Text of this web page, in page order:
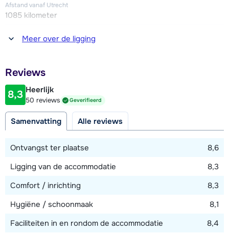
appartementen).
Afstand vanaf Utrecht
1085 kilometer
Afstand tot winkel(s)
150 meter
150 meter
Afstand tot piste
50 meter
Meer over de ligging
Reviews
8,3 Heerlijk
50 reviews Geverifieerd
Samenvatting Alle reviews
Ontvangst ter plaatse
8,6
Ligging van de accommodatie
8,3
Comfort / inrichting
8,3
Hygiëne / schoonmaak
8,1
Faciliteiten in en rondom de accommodatie
8,4